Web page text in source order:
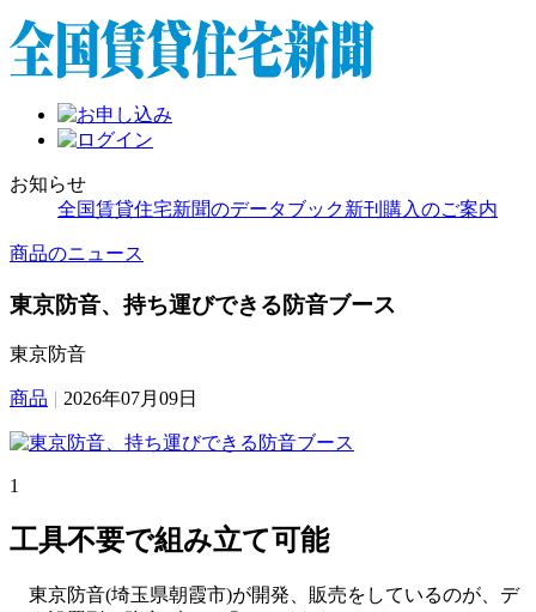
お知らせ
全国賃貸住宅新聞のデータブック新刊購入のご案内
商品のニュース
東京防音、持ち運びできる防音ブース
東京防音
商品 | 2026年07月09日
1
工具不要で組み立て可能
東京防音(埼玉県朝霞市)が開発、販売をしているのが、デ